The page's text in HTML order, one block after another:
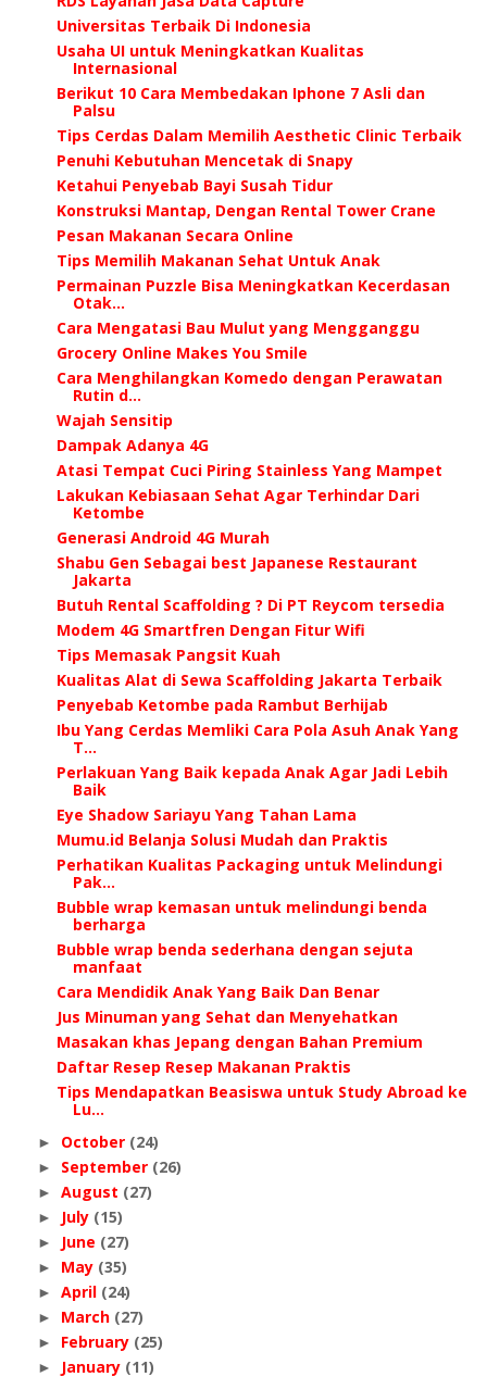
Universitas Terbaik Di Indonesia
Usaha UI untuk Meningkatkan Kualitas
Internasional
Berikut 10 Cara Membedakan Iphone 7 Asli dan
Palsu
Tips Cerdas Dalam Memilih Aesthetic Clinic Terbaik
Penuhi Kebutuhan Mencetak di Snapy
Ketahui Penyebab Bayi Susah Tidur
Konstruksi Mantap, Dengan Rental Tower Crane
Pesan Makanan Secara Online
Tips Memilih Makanan Sehat Untuk Anak
Permainan Puzzle Bisa Meningkatkan Kecerdasan
Otak...
Cara Mengatasi Bau Mulut yang Mengganggu
Grocery Online Makes You Smile
Cara Menghilangkan Komedo dengan Perawatan
Rutin d...
Wajah Sensitip
Dampak Adanya 4G
Atasi Tempat Cuci Piring Stainless Yang Mampet
Lakukan Kebiasaan Sehat Agar Terhindar Dari
Ketombe
Generasi Android 4G Murah
Shabu Gen Sebagai best Japanese Restaurant
Jakarta
Butuh Rental Scaffolding ? Di PT Reycom tersedia
Modem 4G Smartfren Dengan Fitur Wifi
Tips Memasak Pangsit Kuah
Kualitas Alat di Sewa Scaffolding Jakarta Terbaik
Penyebab Ketombe pada Rambut Berhijab
Ibu Yang Cerdas Memliki Cara Pola Asuh Anak Yang
T...
Perlakuan Yang Baik kepada Anak Agar Jadi Lebih
Baik
Eye Shadow Sariayu Yang Tahan Lama
Mumu.id Belanja Solusi Mudah dan Praktis
Perhatikan Kualitas Packaging untuk Melindungi
Pak...
Bubble wrap kemasan untuk melindungi benda
berharga
Bubble wrap benda sederhana dengan sejuta
manfaat
Cara Mendidik Anak Yang Baik Dan Benar
Jus Minuman yang Sehat dan Menyehatkan
Masakan khas Jepang dengan Bahan Premium
Daftar Resep Resep Makanan Praktis
Tips Mendapatkan Beasiswa untuk Study Abroad ke
Lu...
► October (24)
► September (26)
► August (27)
► July (15)
► June (27)
► May (35)
► April (24)
► March (27)
► February (25)
► January (11)